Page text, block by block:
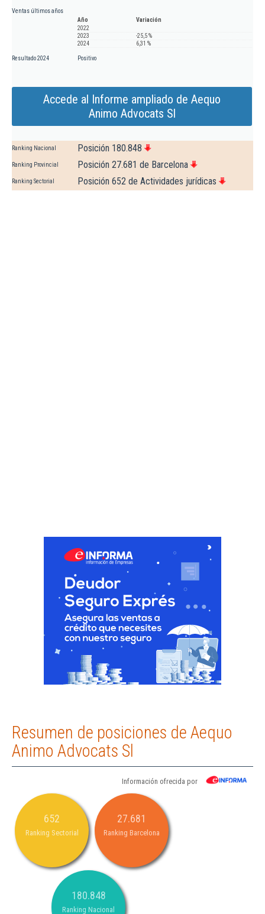
Ventas últimos años
Año
Variación
2022
2023
-25,5 %
2024
6,31 %
Resultado 2024 Positivo
Accede al Informe ampliado de Aequo
Animo Advocats Sl
Ranking Nacional Posición 180.848
Ranking Provincial Posición 27.681 de Barcelona
Ranking Sectorial Posición 652 de Actividades jurídicas
Resumen de posiciones de Aequo
Animo Advocats Sl
Información ofrecida por
652
Ranking Sectorial
27.681
Ranking Barcelona
180.848
Ranking Nacional